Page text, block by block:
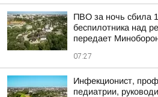
ПВО за ночь сбила
беспилотника над
передает
07:27
Инфекционист,
педиатрии,